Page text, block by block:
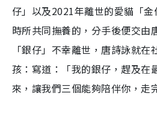
仔」以及2021年離世的愛貓「
時所共同撫養的，分手後便交由
「銀仔」不幸離世，唐詩詠就
孩：寫道：「我的銀仔，趕及在
來，讓我們三個能夠陪伴你，走